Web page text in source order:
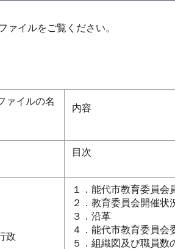
ァイルをご覧ください。
ァイルの名
内容
目次
政
１．能代市教育委員会
２．教育委員会開催状
３．沿革
４．能代市教育委員会
５．組織図及び職員数